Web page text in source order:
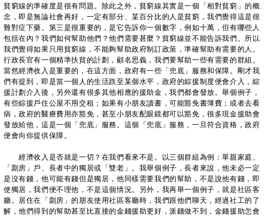
貧窮線的準確度是很有問題。除此之外，貧窮線其實是一個「相對貧窮」的概
念，即是無論社會再好，一定有部分、某百分比的人是貧窮，我們覺得這是很
難對症下藥。第三是很重要的，是它告訴你一個數字，例如十萬，但有哪些人
包括在內？我們如何幫助他們？他們需要甚麼？貧窮線並不能告訴我們。所以
我們覺得如果只用貧窮線，不能夠幫助政府制訂政策，準確幫助有需要的人。
行政長官有一個精準扶貧的計劃，顧名思義，我們要幫助一些有需要的群組。
當然經濟收入是重要的，在這方面，政府有一些「兜底」服務和保障。剛才我
們有提到，即是當一個人的生活跌至某個水平，政府的綜援制度便會介入，綜
援計劃介入後，另外還有很多其他相應的援助金，我們都會發放。舉個例子，
有些綜援戶住公屋不用交租；如果有小朋友讀書，可能豁免書簿費；或者去看
病，政府的醫療費用亦豁免，甚至小朋友配眼鏡都可以豁免，很多現金援助會
發放給他，這是一個「兜底」服務。這個「兜底」服務，一旦符合資格，政府
便會向你提供保障。
經濟收入是否就是一切？在我們看來不是。以三個群組為例：單親家庭、
「劏房」戶、長者中的獨居或「雙老」。我舉個例子，長者來說，他未必一定
是沒有錢，他可能有錢但是獨居，他同樣需要我們的幫助，不是說他有錢，即
使獨居，我們便不理他，不是這個情況。另外，我再舉一個例子，就是社區客
廳。居住在「劏房」的朋友使用社區客廳時，我們跟他們聊天，經過社工的了
解，他們得到的幫助甚至比直接的金錢援助更好，派錢做不到，金錢援助怎會